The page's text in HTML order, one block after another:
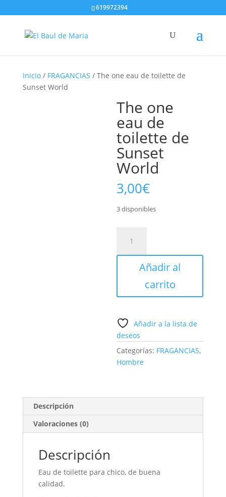
619972394
Inicio/ FRAGANCIAS / The one eau de toilette de
Sunset World
The one
eau de
toilette de
Sunset
World
3,00€
3 disponibles
eau
cantidad
Añadir al
carrito
Añadir a la lista de
deseos
Categorías: FRAGANCIAS,
Hombre
Descripción
Valoraciones (0)
Descripción
Eau de toilette para chico, de buena
calidad.